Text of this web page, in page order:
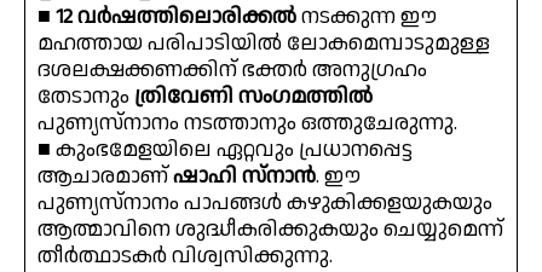
■ 12 വർഷത്തിലൊരിക്കൽനടക്കുന്ന ഈ
മഹത്തായ പരിപാടിയിൽ ലോകമെമ്പാടുമുള്ള
ദശലക്ഷക്കണക്കിന് ഭക്തർ അനുഗ്രഹം
തേടാനും ത്രിവേണി സംഗമത്തിൽ
പുണ്യസ്നാനം നടത്താനും ഒത്തുചേരുന്നു.
■ കുംഭമേളയിലെ ഏറ്റവും പ്രധാനപ്പെട്ട
ആചാരമാണ്ഷാഹി സ്നാൻ. ഈ
പുണ്യസ്നാനം പാപങ്ങൾ കഴുകിക്കളയുകയും
ആത്മാവിനെ ശുദ്ധീകരിക്കുകയും ചെയ്യുമെന്ന്
തീർത്ഥാടകർ വിശ്വസിക്കുന്നു.